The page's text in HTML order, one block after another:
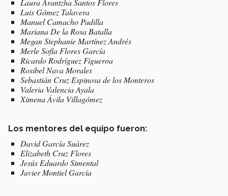
Laura Arantzha Santos Flores
Luis Gómez Talavera
Manuel Camacho Padilla
Mariana De la Rosa Batalla
Megan Stephanie Martínez Andrés
Merle Sofía Flores García
Ricardo Rodríguez Figueroa
Rosibel Nava Morales
Sebastián Cruz Espinosa de los Monteros
Valeria Valencia Ayala
Ximena Ávila Villagómez
Los mentores del equipo fueron:
David García Suárez
Elizabeth Cruz Flores
Jesús Eduardo Simental
Javier Montiel García